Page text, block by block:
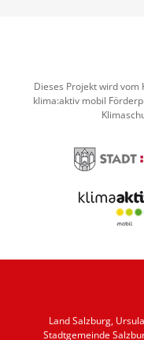
Dieses Projekt wird vom
klima:aktiv mobil
Land Salzburg,
Stadtgemeinde